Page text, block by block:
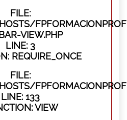
FILE:
VIEW.PHP
LINE: 3
REQUIRE_ONCE
FILE:
LINE: 133
VIEW